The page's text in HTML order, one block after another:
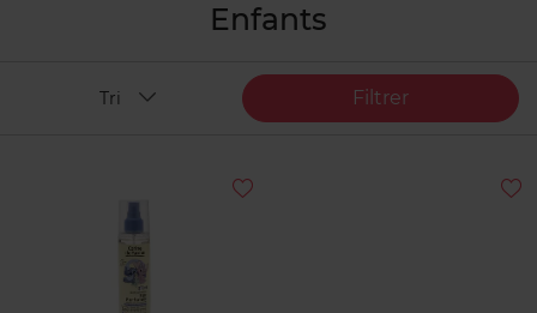
Enfants
Filtrer
Tri